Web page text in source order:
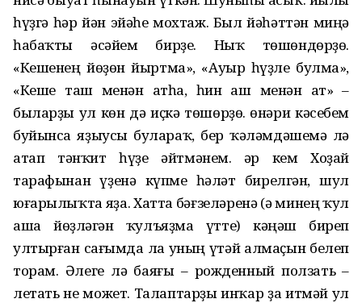
һүҙгә һәр йән эйәһе мохтаж. Был йәһәттән миңә
һабаҡты әсәйем бирҙе. Ныҡ төшөндөрҙө.
«Кешенең йөҙөн йыртма», «Ауыр һүҙле булма»,
«Кеше таш менән атһа, һин аш менән ат» –
быларҙы ул көн дә иҫкә төшөрҙө. Һөнәри кәсебем
буйынса яҙыусы булараҡ, бер ҡәләмдәшемә лә
атап тәнҡит һүҙе әйтмәнем. Һәр кем Хоҙай
тарафынан үҙенә күпме һәләт бирелгән, шул
юғарылыҡта яҙа. Хатта бәғзеләренә (ә минең ҡул
аша йөҙләгән ҡулъяҙма үтте) кәңәш биреп
ултырған сағымда ла уның үтәй алмаҫын белеп
торам. Әлеге лә баяғы – рожденный ползать –
летать не может. Талаптарҙы инҡар ҙа итмәй ул